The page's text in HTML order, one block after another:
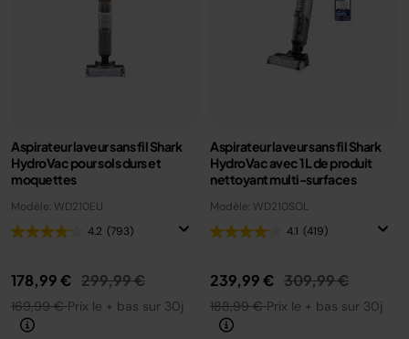
Aspirateur laveur sans fil Shark
HydroVac pour sols durs et
moquettes
Modèle: WD210EU
4.2 (793)
178,99 € Prix réduit de
299,99 €au
169,99 €Prix le + bas sur 30j
Aspirateur laveur sans fil Shark
HydroVac avec 1L de produit
nettoyant multi-surfaces
Modèle: WD210SOL
4.1 (419)
239,99 € Prix réduit de
309,99 €au
188,99 €Prix le + bas sur 30j